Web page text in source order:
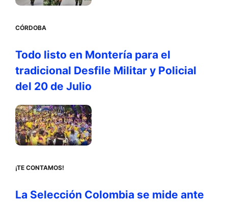
CÓRDOBA
Todo listo en Montería para el
tradicional Desfile Militar y Policial
del 20 de Julio
¡TE CONTAMOS!
La Selección Colombia se mide ante